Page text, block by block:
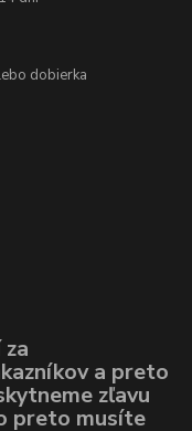
dobierka
a preto
zľavu
preto musíte